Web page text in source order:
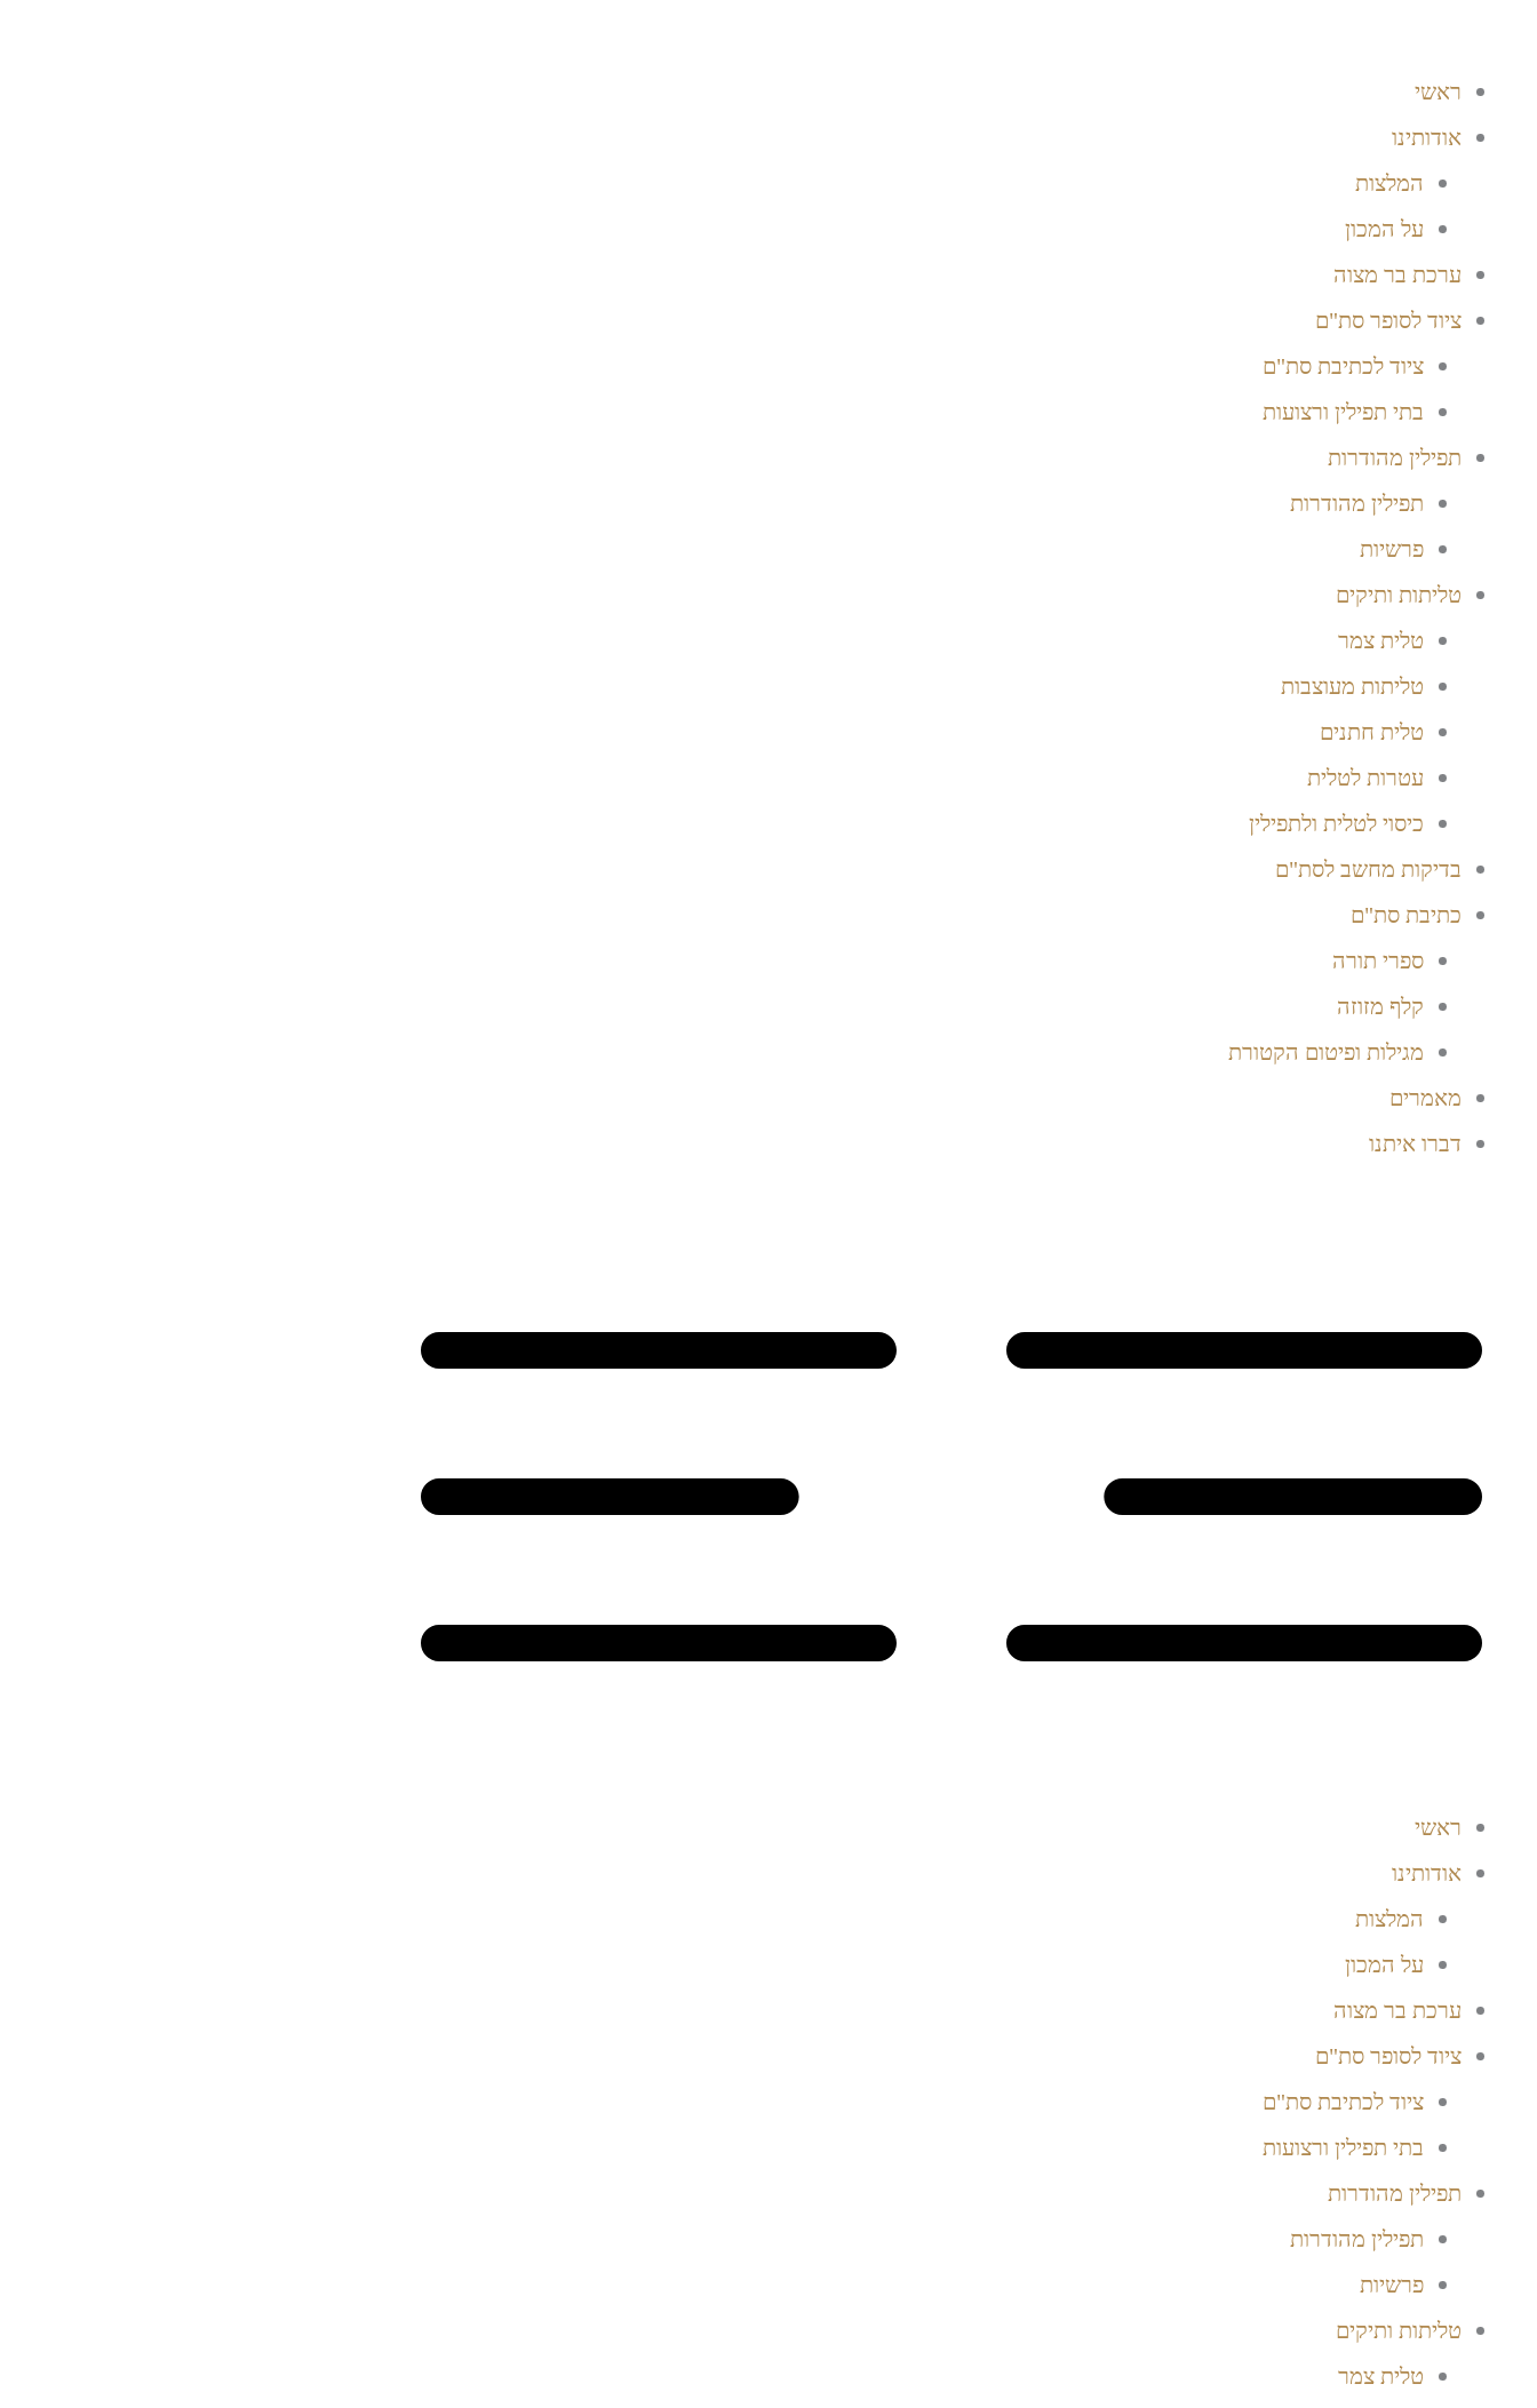
ראשי
אודותינו
המלצות
על המכון
ערכת בר מצוה
ציוד לסופר סת"ם
ציוד לכתיבת סת"ם
בתי תפילין ורצועות
תפילין מהודרות
תפילין מהודרות
פרשיות
טליתות ותיקים
טלית צמר
טליתות מעוצבות
טלית חתנים
עטרות לטלית
כיסוי לטלית ולתפילין
בדיקות מחשב לסת"ם
כתיבת סת"ם
ספרי תורה
קלף מזוזה
מגילות ופיטום הקטורת
מאמרים
דברו איתנו
ראשי
אודותינו
המלצות
על המכון
ערכת בר מצוה
ציוד לסופר סת"ם
ציוד לכתיבת סת"ם
בתי תפילין ורצועות
תפילין מהודרות
תפילין מהודרות
פרשיות
טליתות ותיקים
טלית צמר